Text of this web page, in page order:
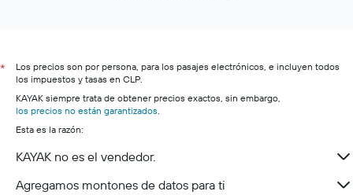
*
Los precios son por persona, para los pasajes electrónicos, e incluyen todos
los impuestos y tasas en CLP.
KAYAK siempre trata de obtener precios exactos, sin embargo,
los precios no están garantizados
Esta es la razón:
KAYAK no es el vendedor.
Agregamos montones de datos para ti